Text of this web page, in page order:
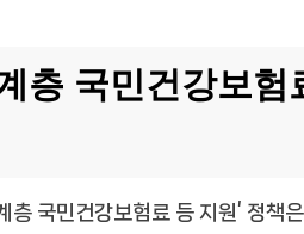
층 국민건강보험
층 국민건강보험료 등 지원’ 정책